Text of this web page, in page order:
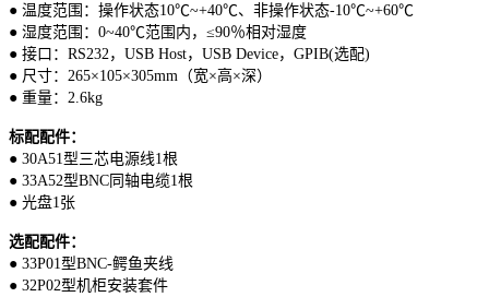
● 温度范围：操作状态10℃~+40℃、非操作状态-10℃~+60℃
● 湿度范围：0~40℃范围内，≤90％相对湿度
● 接口：RS232，USB Host，USB Device，GPIB(选配)
● 尺寸：265×105×305mm（宽×高×深）
● 重量：2.6kg
标配配件：
● 30A51型三芯电源线1根
● 33A52型BNC同轴电缆1根
● 光盘1张
选配配件：
● 33P01型BNC-鳄鱼夹线
● 32P02型机柜安装套件